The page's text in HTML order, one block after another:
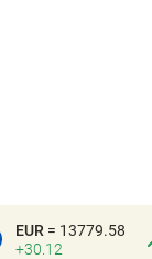
EUR = 13779.58
+30.12